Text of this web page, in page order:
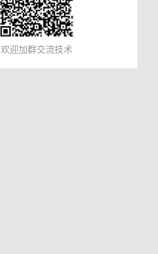
欢迎加群交流技术